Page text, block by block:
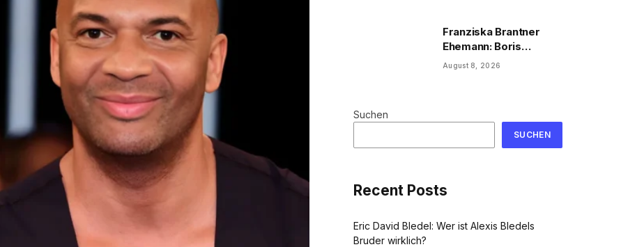
Franziska Brantner
Ehemann: Boris
Palmer, Tochter &
August 8, 2026
Suchen
SUCHEN
Recent Posts
Eric David Bledel: Wer ist Alexis Bledels
Bruder wirklich?